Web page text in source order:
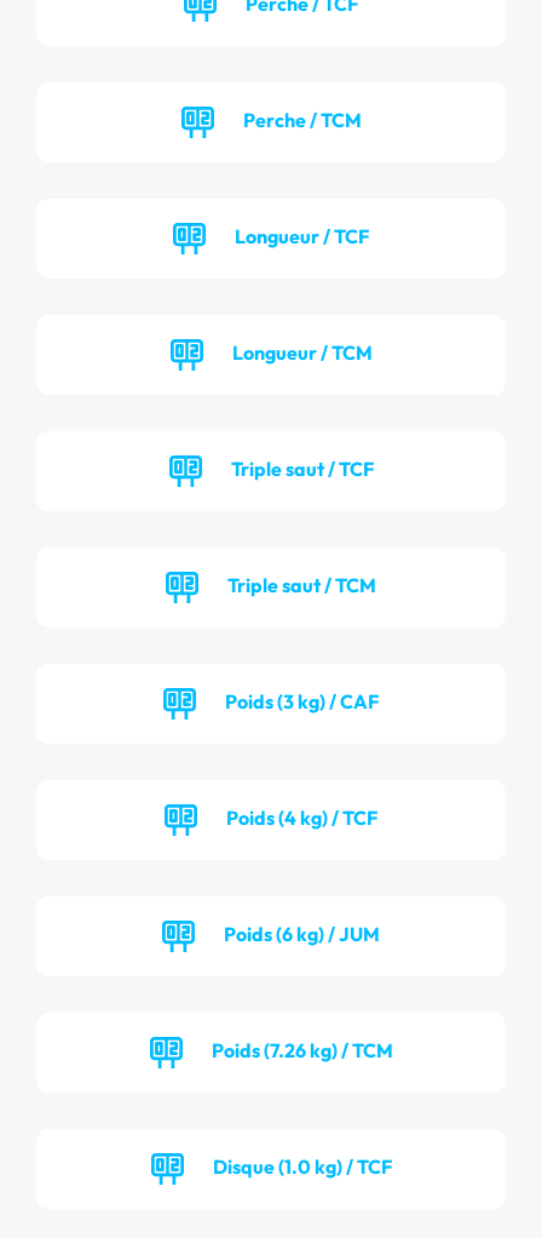
Perche / TCM
Longueur / TCF
Longueur / TCM
Triple saut / TCF
Triple saut / TCM
Poids (3 kg) / CAF
Poids (4 kg) / TCF
Poids (6 kg) / JUM
Poids (7.26 kg) / TCM
Disque (1.0 kg) / TCF